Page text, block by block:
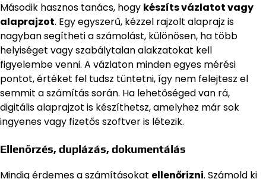
Második hasznos tanács, hogy készíts vázlatot vagy
alaprajzot. Egy egyszerű, kézzel rajzolt alaprajz is
nagyban segítheti a számolást, különösen, ha több
helyiséget vagy szabálytalan alakzatokat kell
figyelembe venni. A vázlaton minden egyes mérési
pontot, értéket fel tudsz tüntetni, így nem felejtesz el
semmit a számítás során. Ha lehetőséged van rá,
digitális alaprajzot is készíthetsz, amelyhez már sok
ingyenes vagy fizetős szoftver is létezik.
Ellenőrzés, duplázás, dokumentálás
Mindig érdemes a számításokat ellenőrizni. Számold ki